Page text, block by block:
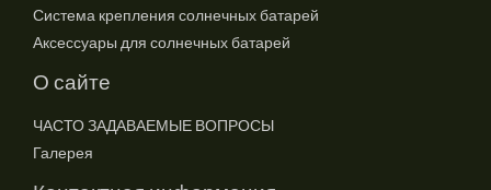
Система крепления солнечных батарей
Аксессуары для солнечных батарей
О сайте
ЧАСТО ЗАДАВАЕМЫЕ ВОПРОСЫ
Галерея